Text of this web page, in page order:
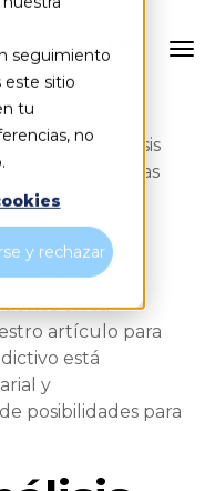
seguimiento
este sitio
tu
no
y rechazar
la
el análisis
que guía a las
claro y
poderosa
anticipar
y
en tu
artículo para
está
y
posibilidades para